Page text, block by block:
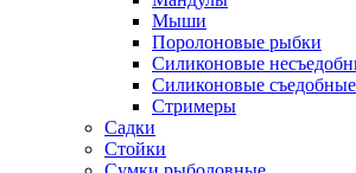
Мыши
Поролоновые рыбки
Силиконовые
Силиконовые съедобные
Стримеры
Садки
Стойки